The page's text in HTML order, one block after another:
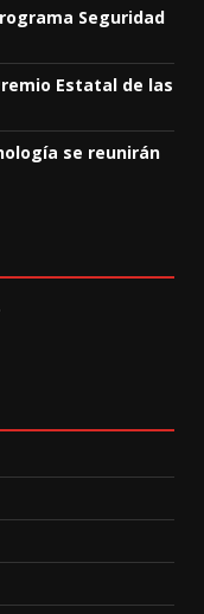
Seguridad
Estatal de las
se reunirán